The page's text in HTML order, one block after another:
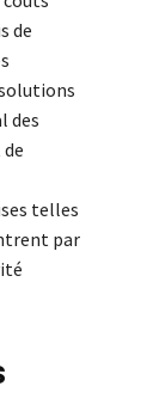
de
des
telles
par